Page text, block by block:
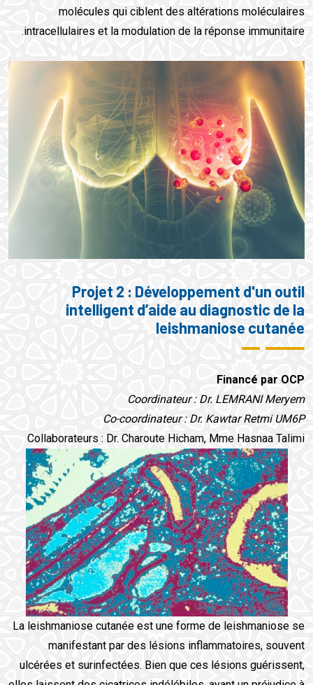
molécules qui ciblent des altérations moléculaires
intracellulaires et la modulation de la réponse immunitaire.
Projet 2 : Développement d'un outil
intelligent d’aide au diagnostic de la
leishmaniose cutanée
Financé par OCP
Coordinateur : Dr. LEMRANI Meryem
Co-coordinateur : Dr. Kawtar Retmi UM6P
Collaborateurs : Dr. Charoute Hicham, Mme Hasnaa Talimi
La leishmaniose cutanée est une forme de leishmaniose se
manifestant par des lésions inflammatoires, souvent
ulcérées et surinfectées. Bien que ces lésions guérissent,